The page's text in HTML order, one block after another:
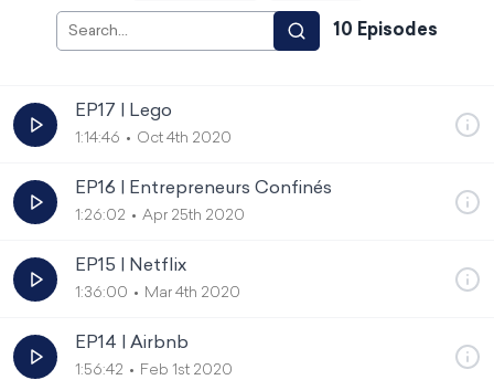
10 Episodes
EP17 | Lego
1:14:46 Oct 4th 2020
EP16 | Entrepreneurs Confinés
1:26:02 Apr 25th 2020
EP15 | Netflix
1:36:00 Mar 4th 2020
EP14 | Airbnb
1:56:42 Feb 1st 2020